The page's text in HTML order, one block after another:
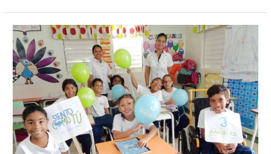
Fundación
Nido
Para
Ángeles
visita
colegio
Santa
Teresita